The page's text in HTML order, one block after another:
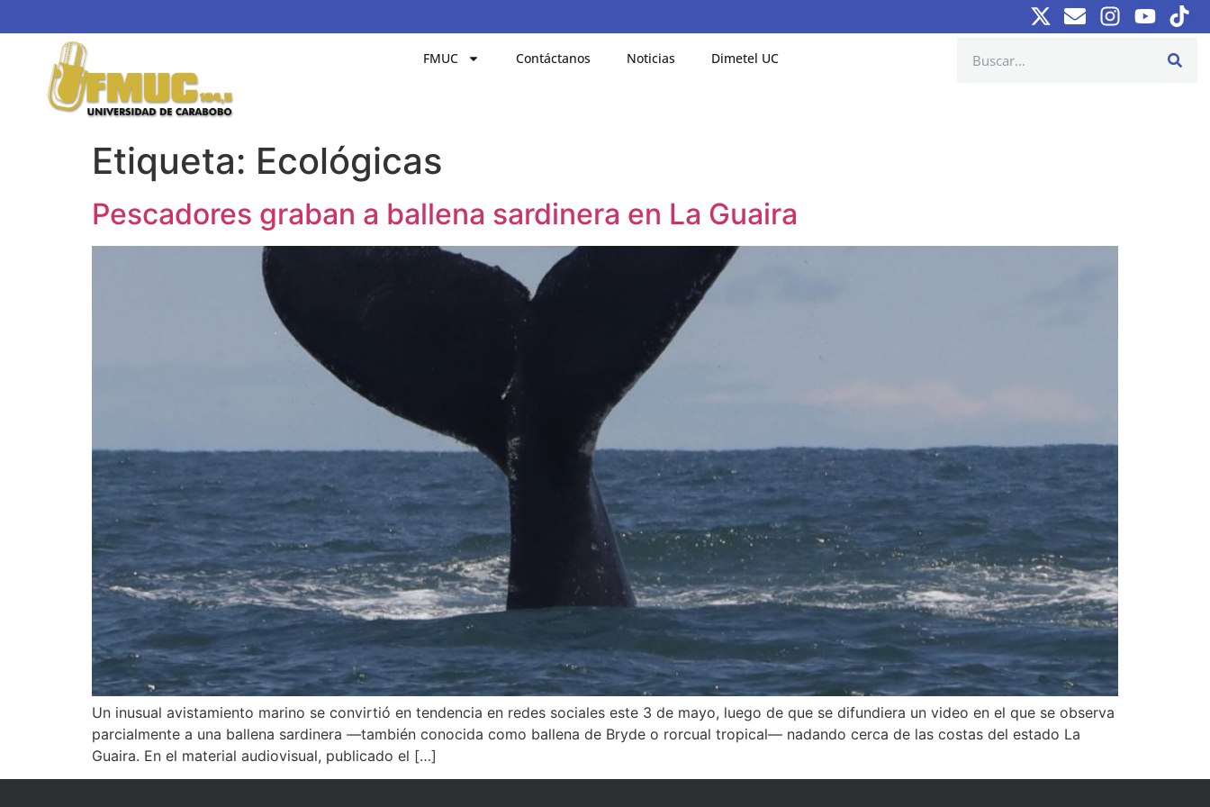
FMUC Contáctanos Noticias Dimetel UC
Etiqueta: Ecológicas
Pescadores graban a ballena sardinera en La Guaira
Un inusual avistamiento marino se convirtió en tendencia en redes sociales este 3 de mayo, luego de que se difundiera un video en el que se observa
parcialmente a una ballena sardinera —también conocida como ballena de Bryde o rorcual tropical— nadando cerca de las costas del estado La
Guaira. En el material audiovisual, publicado el […]